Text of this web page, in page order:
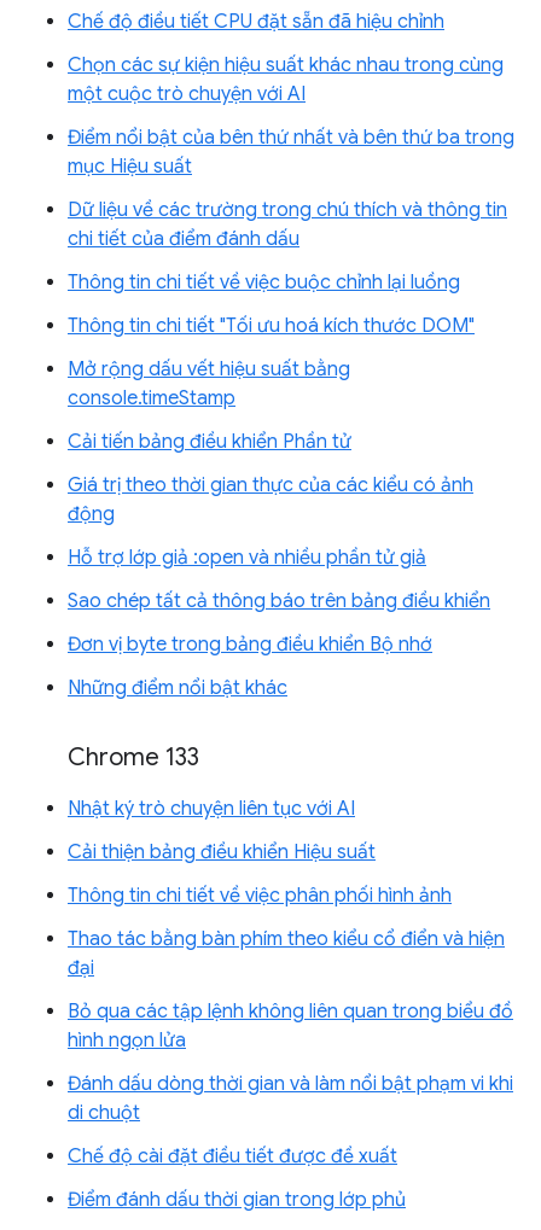
Chế độ điều tiết CPU đặt sẵn đã hiệu chỉnh
Chọn các sự kiện hiệu suất khác nhau trong cùng
một cuộc trò chuyện với AI
Điểm nổi bật của bên thứ nhất và bên thứ ba trong
mục Hiệu suất
Dữ liệu về các trường trong chú thích và thông tin
chi tiết của điểm đánh dấu
Thông tin chi tiết về việc buộc chỉnh lại luồng
Thông tin chi tiết "Tối ưu hoá kích thước DOM"
Mở rộng dấu vết hiệu suất bằng
console.timeStamp
Cải tiến bảng điều khiển Phần tử
Giá trị theo thời gian thực của các kiểu có ảnh
động
Hỗ trợ lớp giả :open và nhiều phần tử giả
Sao chép tất cả thông báo trên bảng điều khiển
Đơn vị byte trong bảng điều khiển Bộ nhớ
Những điểm nổi bật khác
Chrome 133
Nhật ký trò chuyện liên tục với AI
Cải thiện bảng điều khiển Hiệu suất
Thông tin chi tiết về việc phân phối hình ảnh
Thao tác bằng bàn phím theo kiểu cổ điển và hiện
đại
Bỏ qua các tập lệnh không liên quan trong biểu đồ
hình ngọn lửa
Đánh dấu dòng thời gian và làm nổi bật phạm vi khi
di chuột
Chế độ cài đặt điều tiết được đề xuất
Điểm đánh dấu thời gian trong lớp phủ